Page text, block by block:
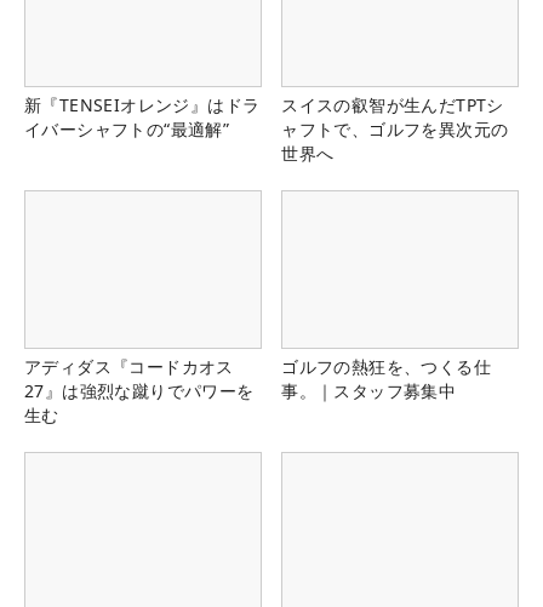
新『TENSEIオレンジ』はドラ
イバーシャフトの“最適解”
スイスの叡智が生んだTPTシ
ャフトで、ゴルフを異次元の
世界へ
アディダス『コードカオス
27』は強烈な蹴りでパワーを
生む
ゴルフの熱狂を、つくる仕
事。｜スタッフ募集中